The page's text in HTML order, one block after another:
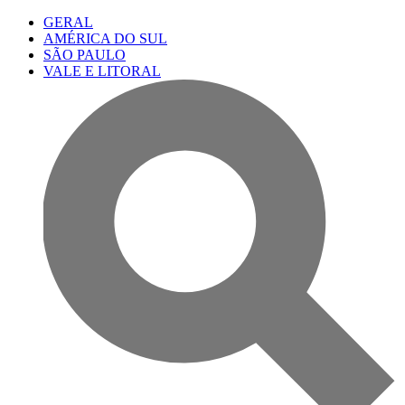
GERAL
AMÉRICA DO SUL
SÃO PAULO
VALE E LITORAL